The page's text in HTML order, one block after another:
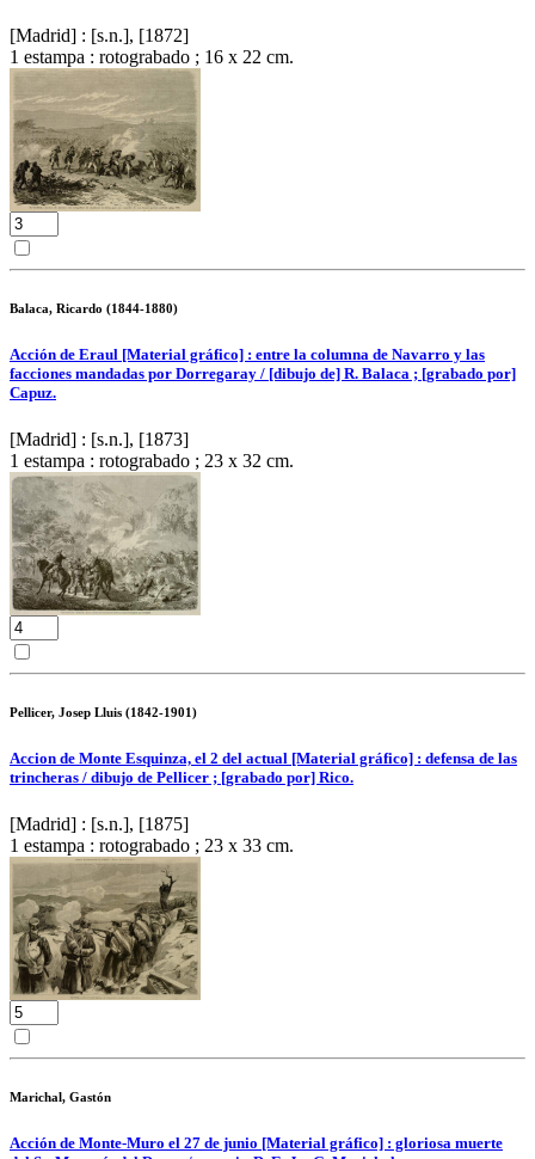
[Madrid] : [s.n.], [1872]
1 estampa : rotograbado ; 16 x 22 cm.
Balaca, Ricardo (1844-1880)
Acción de Eraul [Material gráfico] : entre la columna de Navarro y las
facciones mandadas por Dorregaray / [dibujo de] R. Balaca ; [grabado por]
Capuz.
[Madrid] : [s.n.], [1873]
1 estampa : rotograbado ; 23 x 32 cm.
Pellicer, Josep Lluis (1842-1901)
Accion de Monte Esquinza, el 2 del actual [Material gráfico] : defensa de las
trincheras / dibujo de Pellicer ; [grabado por] Rico.
[Madrid] : [s.n.], [1875]
1 estampa : rotograbado ; 23 x 33 cm.
Marichal, Gastón
Acción de Monte-Muro el 27 de junio [Material gráfico] : gloriosa muerte